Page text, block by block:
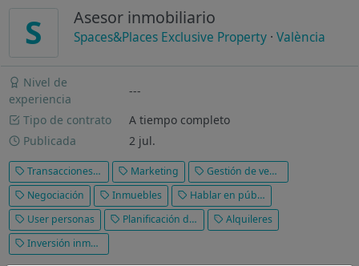
S Asesor inmobiliario
Spaces&Places Exclusive Property ·València
Nivel de
experiencia
---
Tipo de contrato
A tiempo completo
Publicada
2 jul.
Transacciones inmobiliarias Marketing
Gestión de ventas
Negociación
Inmuebles
Hablar en público
User personas
Planificación de negocios
Alquileres
Inversión inmobiliaria